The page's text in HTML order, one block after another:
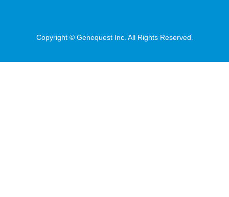
Copyright © Genequest Inc. All Rights Reserved.